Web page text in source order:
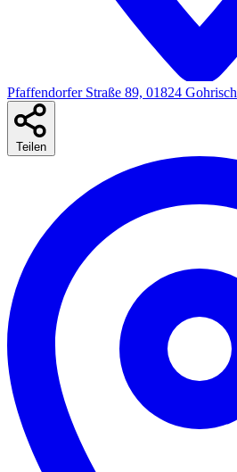
Pfaffendorfer Straße 89, 01824 Gohrisch
Teilen